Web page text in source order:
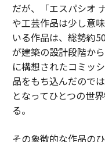
だが、「エスパシオ
や工芸作品は少し意
いる作品は、総勢約
が建築の設計段階か
に構想されたコミッ
品をもち込んだので
となってひとつの世
る。
その象徴的な作品の